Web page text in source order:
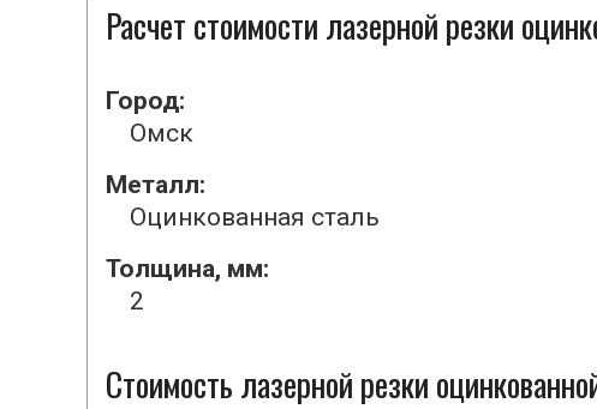
Расчет стоимости лазерной резки
Город:
Омск
Металл:
Оцинкованная сталь
Толщина, мм:
2
Стоимость лазерной резки